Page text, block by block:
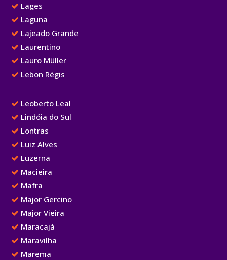
Lages
Laguna
Lajeado Grande
Laurentino
Lauro Müller
Lebon Régis
Leoberto Leal
Lindóia do Sul
Lontras
Luiz Alves
Luzerna
Macieira
Mafra
Major Gercino
Major Vieira
Maracajá
Maravilha
Marema